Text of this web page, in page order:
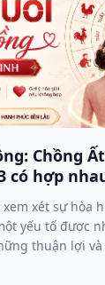
Chồng
có hợp
xét sự hòa
yếu tố được
thuận lợi